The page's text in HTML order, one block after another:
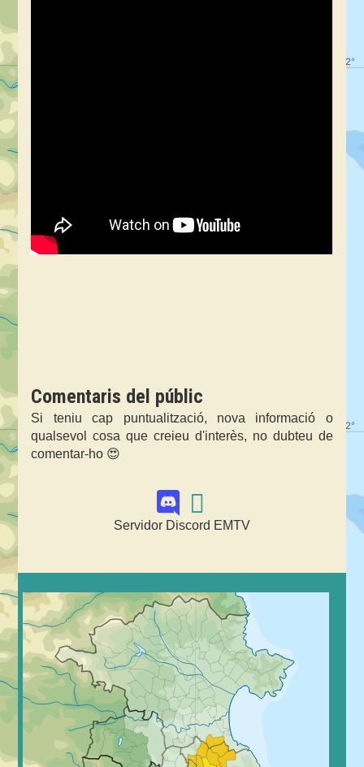
Comentaris del públic
Si teniu cap puntualització, nova informació o
qualsevol cosa que creieu d'interès, no dubteu de
comentar-ho 😍
Servidor Discord EMTV